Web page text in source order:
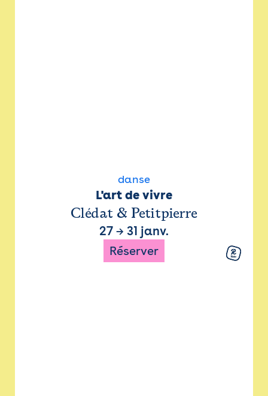
danse
L'art de vivre
Clédat & Petitpierre
27 → 31 janv.
Réserver